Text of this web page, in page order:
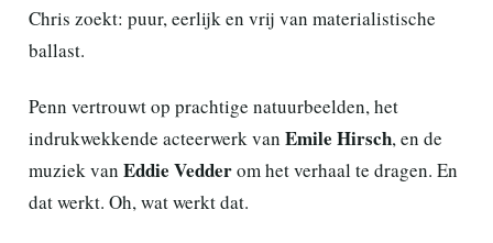
Chris zoekt: puur, eerlijk en vrij van materialistische
ballast.
Penn vertrouwt op prachtige natuurbeelden, het
indrukwekkende acteerwerk van Emile Hirsch, en de
muziek van Eddie Vedderom het verhaal te dragen. En
dat werkt. Oh, wat werkt dat.